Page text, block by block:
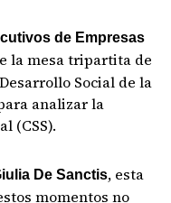
de Empresas
la mesa tripartita de
Social de la
analizar la
(CSS).
De Sanctis, esta
momentos no